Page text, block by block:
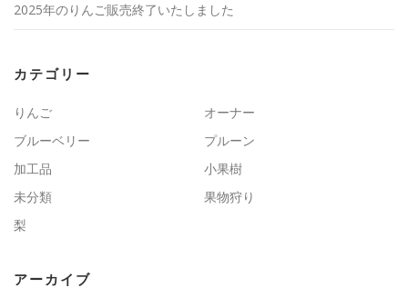
2025年のりんご販売終了いたしました
カテゴリー
りんご
オーナー
ブルーベリー
プルーン
加工品
小果樹
未分類
果物狩り
梨
アーカイブ